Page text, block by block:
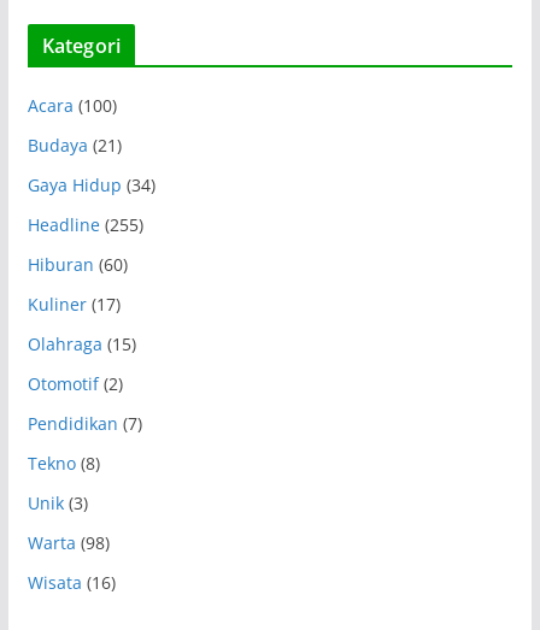
Kategori
Acara (100)
Budaya (21)
Gaya Hidup (34)
Headline(255)
Hiburan (60)
Kuliner(17)
Olahraga (15)
Otomotif(2)
Pendidikan (7)
Tekno(8)
Unik(3)
Warta (98)
Wisata (16)